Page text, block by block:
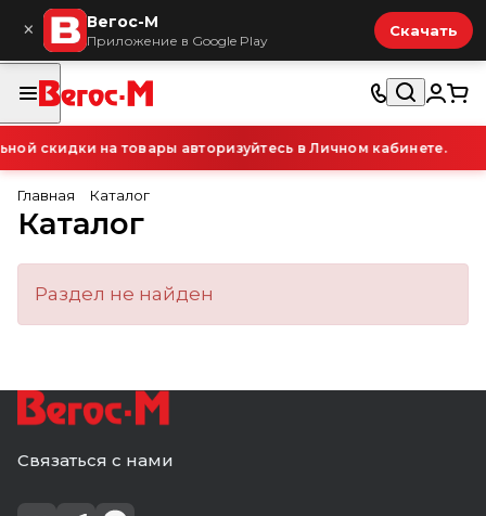
× Вегос-М
Приложение в Google Play
Скачать
скидки на товары авторизуйтесь в Личном кабинете.
Главная Каталог
Каталог
Раздел не найден
Связаться с нами